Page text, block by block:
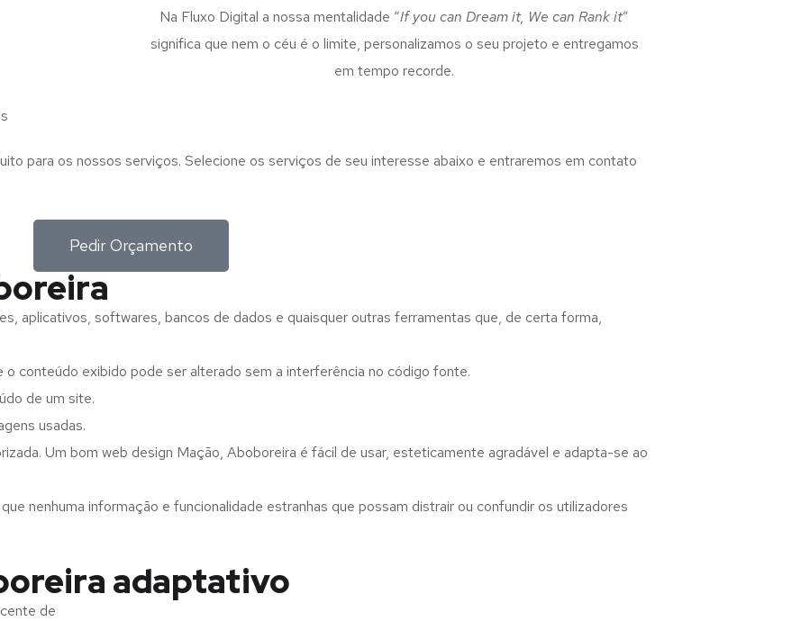
Na Fluxo Digital a nossa mentalidade “If you can Dream it, We can Rank it”
significa que nem o céu é o limite, personalizamos o seu projeto e entregamos
em tempo recorde.
para os nossos serviços. Selecione os serviços de seu interesse abaixo e entraremos em contato
Pedir Orçamento
aplicativos, softwares, bancos de dados e quaisquer outras ferramentas que, de certa forma,
conteúdo exibido pode ser alterado sem a interferência no código fonte.
de um site.
usadas.
Um bom web design Mação, Aboboreira é fácil de usar, esteticamente agradável e adapta-se ao
nenhuma informação e funcionalidade estranhas que possam distrair ou confundir os utilizadores
adaptativo
de